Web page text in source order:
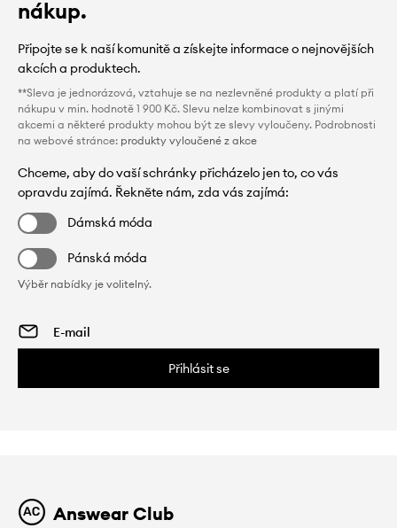
nákup.
Připojte se k naší komunitě a získejte informace o nejnovějších
akcích a produktech.
**Sleva je jednorázová, vztahuje se na nezlevněné produkty a platí při
nákupu v min. hodnotě 1 900 Kč. Slevu nelze kombinovat s jinými
akcemi a některé produkty mohou být ze slevy vyloučeny. Podrobnosti
na webové stránce: produkty vyloučené z akce
Chceme, aby do vaší schránky přicházelo jen to, co vás
opravdu zajímá. Řekněte nám, zda vás zajímá:
Dámská móda
Pánská móda
Výběr nabídky je volitelný.
Přihlásit se
Answear Club